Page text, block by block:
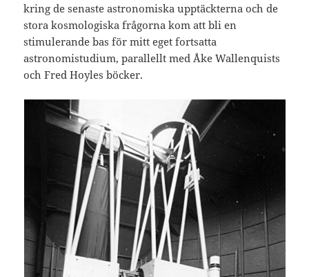
kring de senaste astronomiska upptäckterna och de
stora kosmologiska frågorna kom att bli en
stimulerande bas för mitt eget fortsatta
astronomistudium, parallellt med Åke Wallenquists
och Fred Hoyles böcker.